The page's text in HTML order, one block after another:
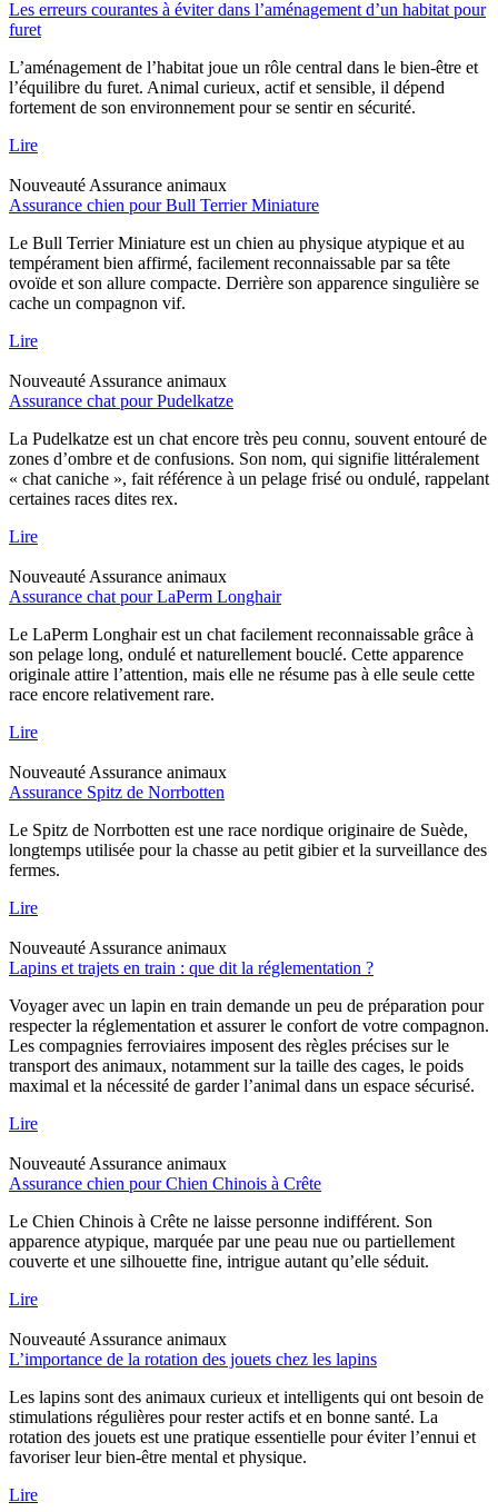
Les erreurs courantes à éviter dans l’aménagement d’un habitat pour
furet
L’aménagement de l’habitat joue un rôle central dans le bien-être et
l’équilibre du furet. Animal curieux, actif et sensible, il dépend
fortement de son environnement pour se sentir en sécurité.
Lire
Nouveauté Assurance animaux
Assurance chien pour Bull Terrier Miniature
Le Bull Terrier Miniature est un chien au physique atypique et au
tempérament bien affirmé, facilement reconnaissable par sa tête
ovoïde et son allure compacte. Derrière son apparence singulière se
cache un compagnon vif.
Lire
Nouveauté Assurance animaux
Assurance chat pour Pudelkatze
La Pudelkatze est un chat encore très peu connu, souvent entouré de
zones d’ombre et de confusions. Son nom, qui signifie littéralement
« chat caniche », fait référence à un pelage frisé ou ondulé, rappelant
certaines races dites rex.
Lire
Nouveauté Assurance animaux
Assurance chat pour LaPerm Longhair
Le LaPerm Longhair est un chat facilement reconnaissable grâce à
son pelage long, ondulé et naturellement bouclé. Cette apparence
originale attire l’attention, mais elle ne résume pas à elle seule cette
race encore relativement rare.
Lire
Nouveauté Assurance animaux
Assurance Spitz de Norrbotten
Le Spitz de Norrbotten est une race nordique originaire de Suède,
longtemps utilisée pour la chasse au petit gibier et la surveillance des
fermes.
Lire
Nouveauté Assurance animaux
Lapins et trajets en train : que dit la réglementation ?
Voyager avec un lapin en train demande un peu de préparation pour
respecter la réglementation et assurer le confort de votre compagnon.
Les compagnies ferroviaires imposent des règles précises sur le
transport des animaux, notamment sur la taille des cages, le poids
maximal et la nécessité de garder l’animal dans un espace sécurisé.
Lire
Nouveauté Assurance animaux
Assurance chien pour Chien Chinois à Crête
Le Chien Chinois à Crête ne laisse personne indifférent. Son
apparence atypique, marquée par une peau nue ou partiellement
couverte et une silhouette fine, intrigue autant qu’elle séduit.
Lire
Nouveauté Assurance animaux
L’importance de la rotation des jouets chez les lapins
Les lapins sont des animaux curieux et intelligents qui ont besoin de
stimulations régulières pour rester actifs et en bonne santé. La
rotation des jouets est une pratique essentielle pour éviter l’ennui et
favoriser leur bien-être mental et physique.
Lire